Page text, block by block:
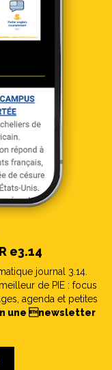
e3.14
journal 3.14.
de PIE : focus
agenda et petites
une newsletter